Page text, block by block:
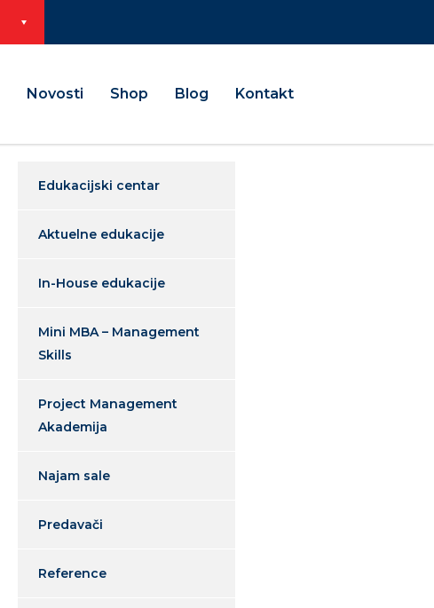
Novosti Shop Blog Kontakt
Edukacijski centar
Aktuelne edukacije
In-House edukacije
Mini MBA – Management
Skills
Project Management
Akademija
Najam sale
Predavači
Reference